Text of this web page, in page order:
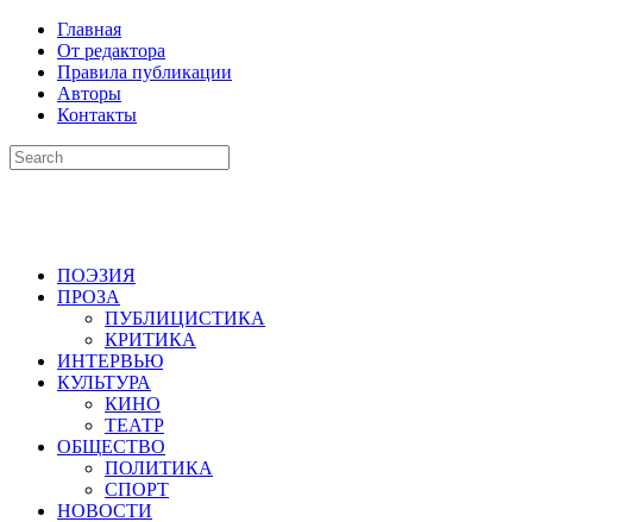
Главная
От редактора
Правила публикации
Авторы
Контакты
ПОЭЗИЯ
ПРОЗА
ПУБЛИЦИСТИКА
КРИТИКА
ИНТЕРВЬЮ
КУЛЬТУРА
КИНО
ТЕАТР
ОБЩЕСТВО
ПОЛИТИКА
СПОРТ
НОВОСТИ